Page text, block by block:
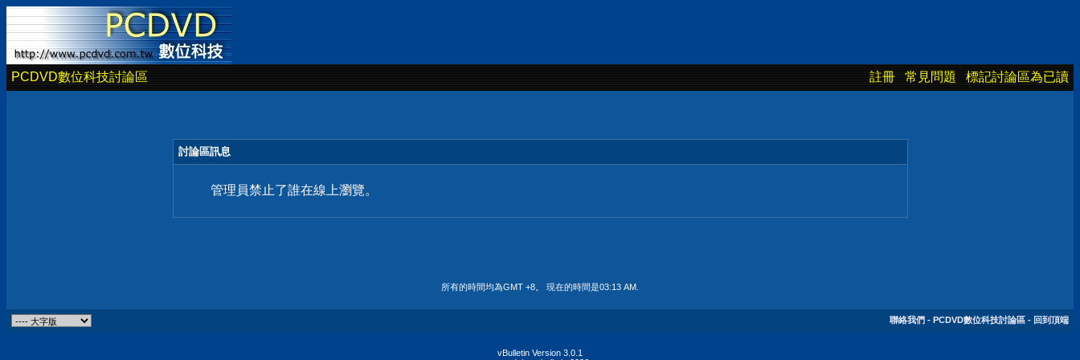
PCDVD數位科技討論區 註冊 常見問題 標記討論區為已讀
討論區訊息
管理員禁止了誰在線上瀏覽。
所有的時間均為GMT +8。 現在的時間是03:13 AM
聯絡我們 - PCDVD數位科技討論區 - 回到頂端
vBulletin Version 3.0.1